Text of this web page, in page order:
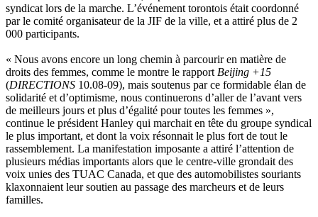
syndicat lors de la marche. L’événement torontois était coordonné
par le comité organisateur de la JIF de la ville, et a attiré plus de 2
000 participants.
« Nous avons encore un long chemin à parcourir en matière de
droits des femmes, comme le montre le rapport Beijing +15
(DIRECTIONS 10.08-09), mais soutenus par ce formidable élan de
solidarité et d’optimisme, nous continuerons d’aller de l’avant vers
de meilleurs jours et plus d’égalité pour toutes les femmes »,
continue le président Hanley qui marchait en tête du groupe syndical
le plus important, et dont la voix résonnait le plus fort de tout le
rassemblement. La manifestation imposante a attiré l’attention de
plusieurs médias importants alors que le centre-ville grondait des
voix unies des TUAC Canada, et que des automobilistes souriants
klaxonnaient leur soutien au passage des marcheurs et de leurs
familles.